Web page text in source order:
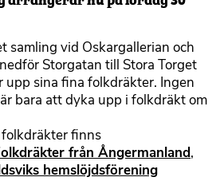
samling vid Oskargallerian och
Storgatan till Stora Torget
upp sina fina folkdräkter. Ingen
bara att dyka upp i folkdräkt om
folkdräkter finns
från Ångermanland ,
hemslöjdsförening